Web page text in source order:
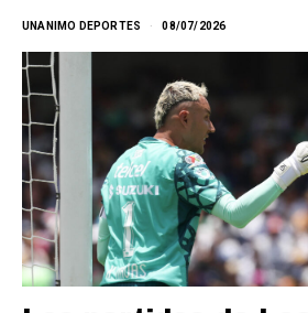
UNANIMO DEPORTES 08/07/2026